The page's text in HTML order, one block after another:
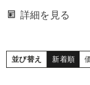
詳細を見る
並び替え 新着順